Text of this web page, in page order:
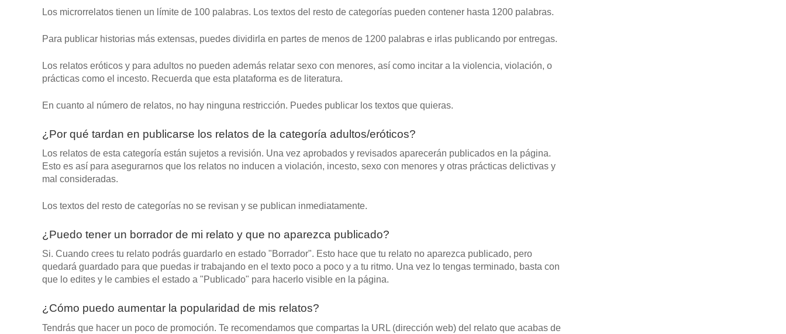
Los microrrelatos tienen un límite de 100 palabras. Los textos del resto de categorías pueden contener hasta 1200 palabras.
Para publicar historias más extensas, puedes dividirla en partes de menos de 1200 palabras e irlas publicando por entregas.
Los relatos eróticos y para adultos no pueden además relatar sexo con menores, así como incitar a la violencia, violación, o
prácticas como el incesto. Recuerda que esta plataforma es de literatura.
En cuanto al número de relatos, no hay ninguna restricción. Puedes publicar los textos que quieras.
¿Por qué tardan en publicarse los relatos de la categoría adultos/eróticos?
Los relatos de esta categoría están sujetos a revisión. Una vez aprobados y revisados aparecerán publicados en la página.
Esto es así para asegurarnos que los relatos no inducen a violación, incesto, sexo con menores y otras prácticas delictivas y
mal consideradas.
Los textos del resto de categorías no se revisan y se publican inmediatamente.
¿Puedo tener un borrador de mi relato y que no aparezca publicado?
Si. Cuando crees tu relato podrás guardarlo en estado "Borrador". Esto hace que tu relato no aparezca publicado, pero
quedará guardado para que puedas ir trabajando en el texto poco a poco y a tu ritmo. Una vez lo tengas terminado, basta con
que lo edites y le cambies el estado a "Publicado" para hacerlo visible en la página.
¿Cómo puedo aumentar la popularidad de mis relatos?
Tendrás que hacer un poco de promoción. Te recomendamos que compartas la URL (dirección web) del relato que acabas de